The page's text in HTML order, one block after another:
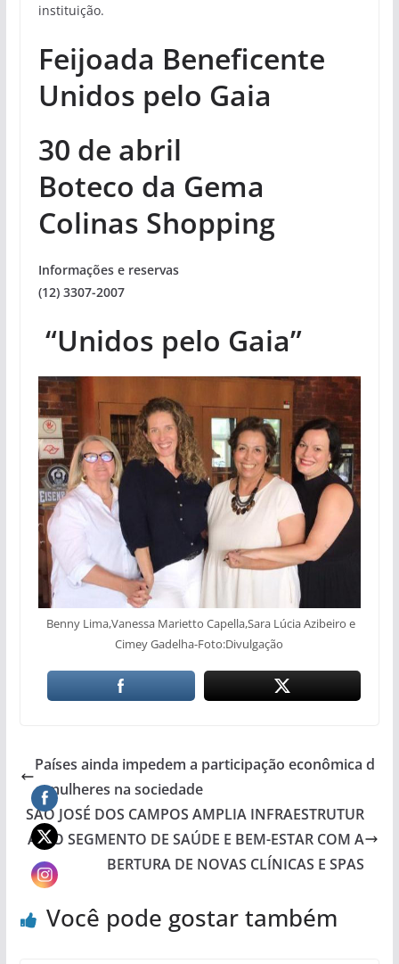
instituição.
Feijoada Beneficente
Unidos pelo Gaia
30 de abril
Boteco da Gema
Colinas Shopping
Informações e reservas
(12) 3307-2007
“Unidos pelo Gaia”
Benny Lima,Vanessa Marietto Capella,Sara Lúcia Azibeiro e
Cimey Gadelha-Foto:Divulgação
Países ainda impedem a participação econômica d
e mulheres na sociedade
SÃO JOSÉ DOS CAMPOS AMPLIA INFRAESTRUTUR
A NO SEGMENTO DE SAÚDE E BEM-ESTAR COM A
BERTURA DE NOVAS CLÍNICAS E SPAS
Você pode gostar também